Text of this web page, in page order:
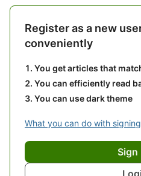
Register as a new
conveniently
You get articles that
You can efficiently read
You can use dark theme
What you can do with
Sign